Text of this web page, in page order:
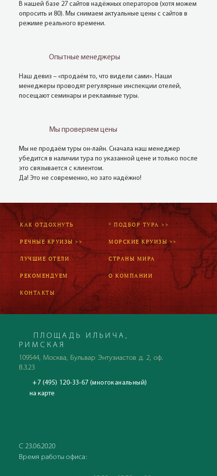
В нашей базе 27 сайтов надёжных операторов (хотя можем
опросить и 80). Мы снимаем актуальные цены с сайтов в
режиме реального времени.
Опытные менеджеры
Наш девиз – «продаём то, что видели сами». Наши
менеджеры проводят регулярные инспекции отелей,
посещают семинары и рекламные туры.
Мы проверяем цены
Мы не продаём туры он-лайн. Сначала наш менеджер
убедится в наличии тура по указанной цене и только после
это связывается с клиентом.
Да! Это не современно, но зато надёжно!
КАК ОТДОХНУТЬ * ПОДБОР ТУРА >>
РЕЧНЫЕ КРУИЗЫ >> МОРСКИЕ КРУИЗЫ >>
ЛУЧШИЕ ОТЕЛИ СТРАНЫ МИРА
РЕКОМЕНДУЕМ О КОМПАНИИ
КОНТАКТЫ
ПЛОЩАДЬ ИЛЬИЧА,
РИМСКАЯ
109544, Москва, Бульвар Энтузиастов д. 2, оф.
В.3.23
+7 (495) 120-33-67 (многоканальный)
на карте
С 23.06.2020
Время работы офиса: